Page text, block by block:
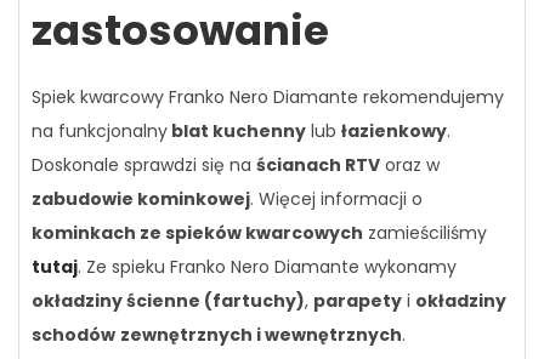
zastosowanie
Spiek kwarcowy Franko Nero Diamante rekomendujemy
na funkcjonalny blat kuchenny lub łazienkowy.
Doskonale sprawdzi się na ścianach RTV oraz w
zabudowie kominkowej. Więcej informacji o
kominkach ze spieków kwarcowych zamieściliśmy
tutaj. Ze spieku Franko Nero Diamante wykonamy
okładziny ścienne (fartuchy), parapety i okładziny
schodów zewnętrznych i wewnętrznych.